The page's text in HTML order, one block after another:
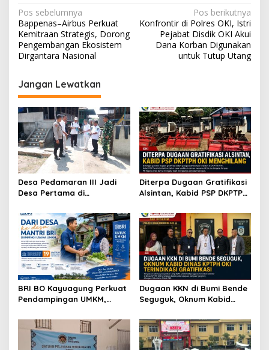
N
a
v
g
a
s
i
p
o
s
Pos sebelumnya
Bappenas–Airbus Perkuat
Kemitraan Strategis, Dorong
Pengembangan Ekosistem
Dirgantara Nasional
Pos berikutnya
Konfrontir di Polres OKI, Istri
Pejabat Disdik OKI Akui
Dana Korban Digunakan
untuk Tutup Utang
Jangan Lewatkan
Desa Pedamaran III Jadi
Desa Pertama di
yang Diverifikasi Tim Monev
Tahun 2026
Diterpa Dugaan Gratifikasi
Alsintan, Kabid PSP DKPTPH
BRI BO Kayuagung Perkuat
Pendampingan UMKM,
Desa
Dugaan KKN di Bumi Bende
Seguguk, Oknum Kabid
Gratifikasi